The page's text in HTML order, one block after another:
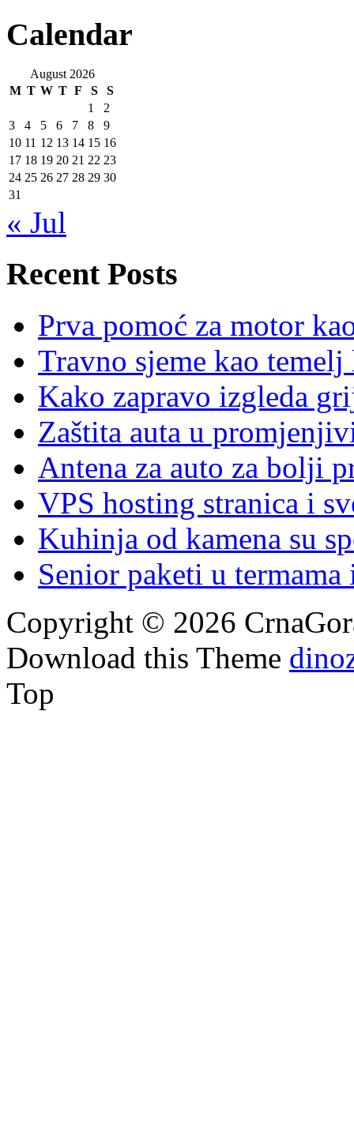
Calendar
August 2026
M T W T F S
S
1
2
3
4 5 6 7 8
9
10 11 12 13 14 15 16
17 18 19 20 21 22 23
24 25 26 27 28 29 30
31
« Jul
Recent Posts
Prva pomoć za motor
Travno sjeme kao
Kako zapravo izgleda
Zaštita auta u
Antena za auto za bolji
VPS hosting stranica i
Kuhinja od kamena su
Senior paketi u
Copyright © 2026
Download this Theme
Top